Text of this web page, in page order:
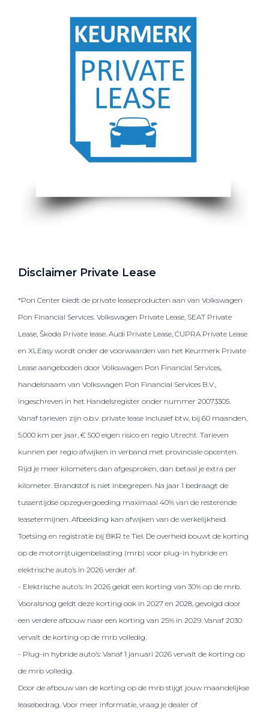
Disclaimer Private Lease
*Pon Center biedt de private leaseproducten aan van Volkswagen
Pon Financial Services. Volkswagen Private Lease, SEAT Private
Lease, Škoda Private lease. Audi Private Lease, CUPRA Private Lease
en XLEasy wordt onder de voorwaarden van het Keurmerk Private
Lease aangeboden door Volkswagen Pon Financial Services,
handelsnaam van Volkswagen Pon Financial Services B.V.,
ingeschreven in het Handelsregister onder nummer 20073305.
Vanaf tarieven zijn o.b.v. private lease inclusief btw, bij 60 maanden,
5.000 km per jaar, € 500 eigen risico en regio Utrecht. Tarieven
kunnen per regio afwijken in verband met provinciale opcenten.
Rijd je meer kilometers dan afgesproken, dan betaal je extra per
kilometer. Brandstof is niet inbegrepen. Na jaar 1 bedraagt de
tussentijdse opzegvergoeding maximaal 40% van de resterende
leasetermijnen. Afbeelding kan afwijken van de werkelijkheid.
Toetsing en registratie bij BKR te Tiel. De overheid bouwt de korting
op de motorrijtuigenbelasting (mrb) voor plug-in hybride en
elektrische auto’s in 2026 verder af.
- Elektrische auto’s: In 2026 geldt een korting van 30% op de mrb.
Vooralsnog geldt deze korting ook in 2027 en 2028, gevolgd door
een verdere afbouw naar een korting van 25% in 2029. Vanaf 2030
vervalt de korting op de mrb volledig.
- Plug-in hybride auto’s: Vanaf 1 januari 2026 vervalt de korting op
de mrb volledig.
Door de afbouw van de korting op de mrb stijgt jouw maandelijkse
leasebedrag. Voor meer informatie, vraag je dealer of